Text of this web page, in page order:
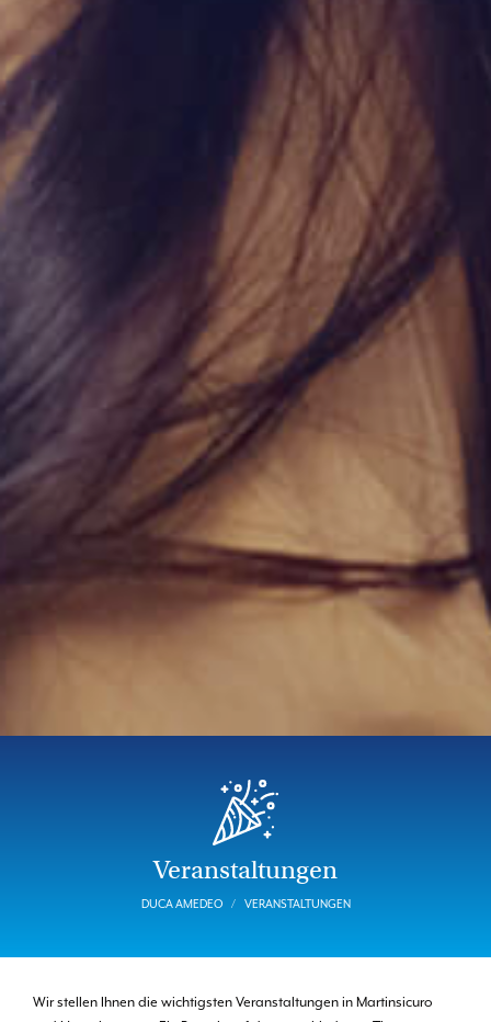
Veranstaltungen
DUCA AMEDEO VERANSTALTUNGEN
Wir stellen Ihnen die wichtigsten Veranstaltungen in Martinsicuro